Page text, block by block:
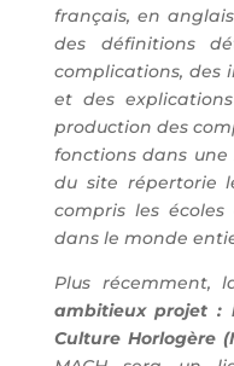
français, en
des définitions
complications, des
et des
production des
fonctions dans
du site répertorie
compris les
dans le monde
Plus récemment,
ambitieux projet :
Culture Horlogère